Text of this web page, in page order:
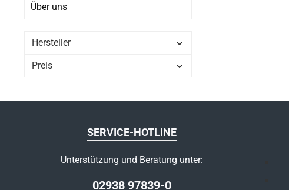
Über uns
Hersteller
Preis
SERVICE-HOTLINE
Unterstützung und Beratung unter:
02938 97839-0